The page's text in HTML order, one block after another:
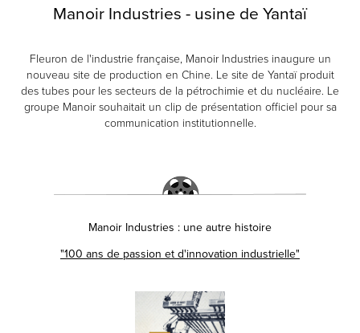
Manoir Industries - usine de Yantaï
Fleuron de l'industrie française, Manoir Industries inaugure un
nouveau site de production en Chine. Le site de Yantaï produit
des tubes pour les secteurs de la pétrochimie et du nucléaire. Le
groupe Manoir souhaitait un clip de présentation officiel pour sa
communication institutionnelle.
Manoir Industries : une autre histoire
"100 ans de passion et d'innovation industrielle"